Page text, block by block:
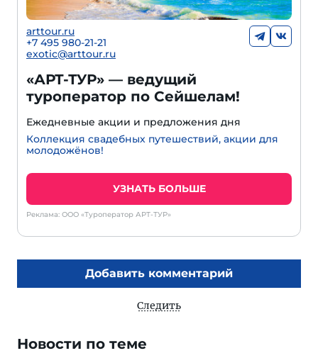
arttour.ru
+7 495 980-21-21
exotic@arttour.ru
«АРТ-ТУР» — ведущий
туроператор по Сейшелам!
Ежедневные акции и предложения дня
Коллекция свадебных путешествий, акции для
молодожёнов!
УЗНАТЬ БОЛЬШЕ
Реклама: ООО «Туроператор АРТ-ТУР»
Добавить комментарий
Следить
Новости по теме